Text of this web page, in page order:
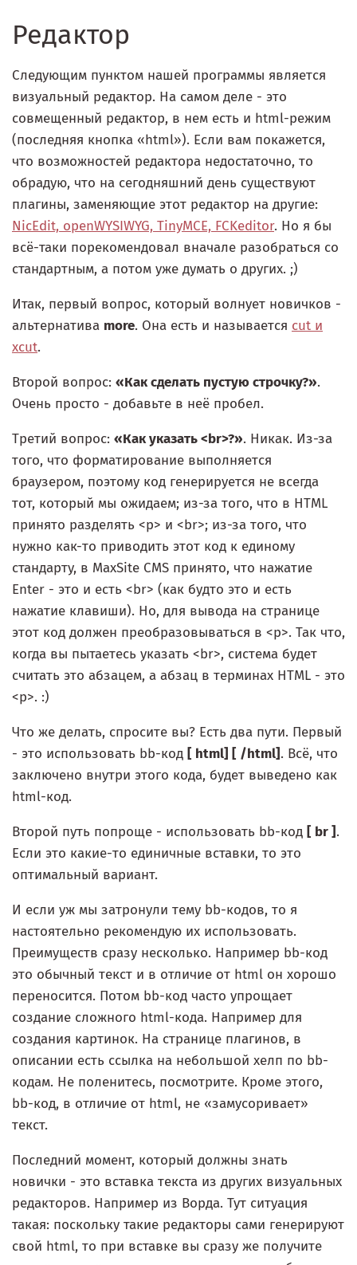
Редактор
Следующим пунктом нашей программы является
визуальный редактор. На самом деле - это
совмещенный редактор, в нем есть и html-режим
(последняя кнопка «html»). Если вам покажется,
что возможностей редактора недостаточно, то
обрадую, что на сегодняшний день существуют
плагины, заменяющие этот редактор на другие:
NicEdit, openWYSIWYG, TinyMCE, FCKeditor. Но я бы
всё-таки порекомендовал вначале разобраться со
стандартным, а потом уже думать о других. ;)
Итак, первый вопрос, который волнует новичков -
альтернатива more. Она есть и называется cut и
xcut.
Второй вопрос: «Как сделать пустую строчку?».
Очень просто - добавьте в неё пробел.
Третий вопрос: «Как указать <br>?». Никак. Из-за
того, что форматирование выполняется
браузером, поэтому код генерируется не всегда
тот, который мы ожидаем; из-за того, что в HTML
принято разделять <p> и <br>; из-за того, что
нужно как-то приводить этот код к единому
стандарту, в MaxSite CMS принято, что нажатие
Enter - это и есть <br> (как будто это и есть
нажатие клавиши). Но, для вывода на странице
этот код должен преобразовываться в <p>. Так что,
когда вы пытаетесь указать <br>, система будет
считать это абзацем, а абзац в терминах HTML - это
<p>. :)
Что же делать, спросите вы? Есть два пути. Первый
- это использовать bb-код [ html] [ /html]. Всё, что
заключено внутри этого кода, будет выведено как
html-код.
Второй путь попроще - использовать bb-код [ br ].
Если это какие-то единичные вставки, то это
оптимальный вариант.
И если уж мы затронули тему bb-кодов, то я
настоятельно рекомендую их использовать.
Преимуществ сразу несколько. Например bb-код
это обычный текст и в отличие от html он хорошо
переносится. Потом bb-код часто упрощает
создание сложного html-кода. Например для
создания картинок. На странице плагинов, в
описании есть ссылка на небольшой хелп по bb-
кодам. Не поленитесь, посмотрите. Кроме этого,
bb-код, в отличие от html, не «замусоривает»
текст.
Последний момент, который должны знать
новички - это вставка текста из других визуальных
редакторов. Например из Ворда. Тут ситуация
такая: поскольку такие редакторы сами генерируют
свой html, то при вставке вы сразу же получите